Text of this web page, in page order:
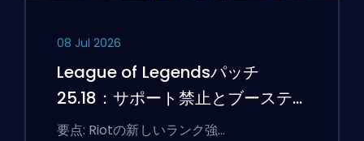
08 Jul 2026
League of Legendsパッチ
25.18：サポート禁止とブーステ
ィングのフラグ
要点: Riotの新しいランク強…